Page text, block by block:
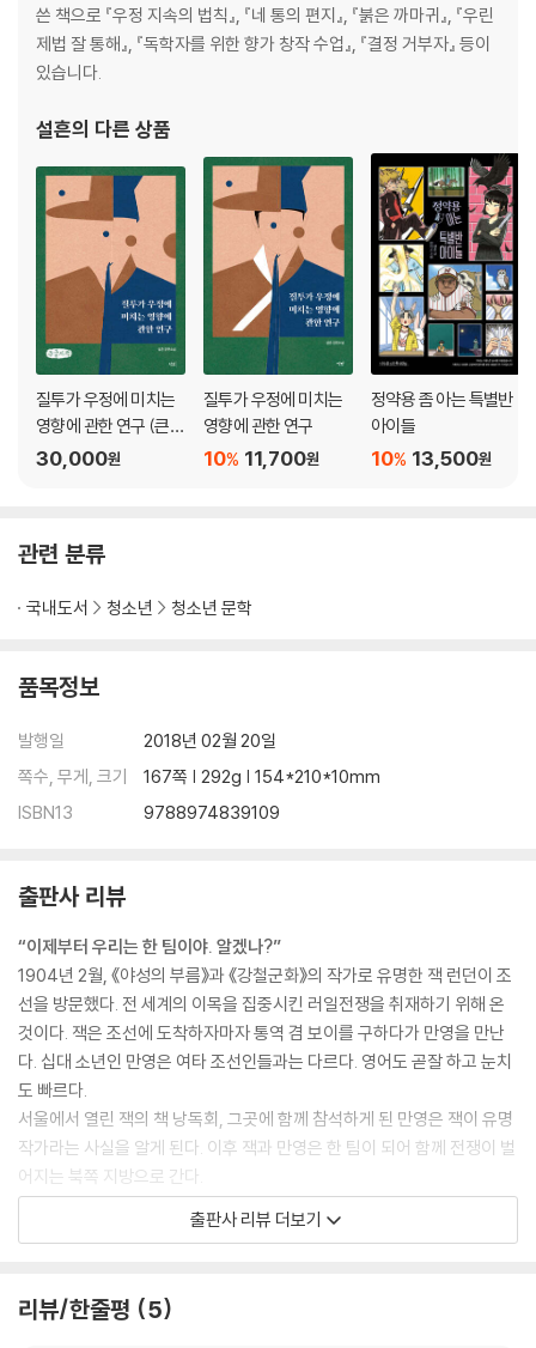
쓴 책으로 『우정 지속의 법칙』, 『네 통의 편지』, 『붉은 까마귀』, 『우린
제법 잘 통해』, 『독학자를 위한 향가 창작 수업』, 『결정 거부자』 등이
있습니다.
설흔의 다른 상품
질투가 우정에 미치는
영향에 관한 연구 (큰글
자책)
30,000원
질투가 우정에 미치는
영향에 관한 연구
11,700원
10%
정약용 좀 아는 특별반
아이들
13,500원
10%
관련 분류
국내도서 청소년 청소년 문학
품목정보
발행일
2018년 02월 20일
쪽수, 무게, 크기
167쪽 | 292g | 154*210*10mm
ISBN13
9788974839109
출판사 리뷰
“이제부터 우리는 한 팀이야. 알겠나?”
1904년 2월, 《야성의 부름》과 《강철군화》의 작가로 유명한 잭 런던이 조
선을 방문했다. 전 세계의 이목을 집중시킨 러일전쟁을 취재하기 위해 온
것이다. 잭은 조선에 도착하자마자 통역 겸 보이를 구하다가 만영을 만난
다. 십대 소년인 만영은 여타 조선인들과는 다르다. 영어도 곧잘 하고 눈치
도 빠르다.
서울에서 열린 잭의 책 낭독회, 그곳에 함께 참석하게 된 만영은 잭이 유명
작가라는 사실을 알게 된다. 이후 잭과 만영은 한 팀이 되어 함께 전쟁이 벌
어지는 북쪽 지방으로 간다.
그 과정에서 타고 가던 말의 편자를 고치기 위해 일본군을 만나기도 하고,
일본군 병원에서 부상당한 병사들을 보기도 한다. 하지만 일본군의 적대적
로 향하는 일본군의 행렬…. 그리고 전쟁보다 더한 조선의 현실이 있었다.
출판사 리뷰 더보기
리뷰/한줄평 5